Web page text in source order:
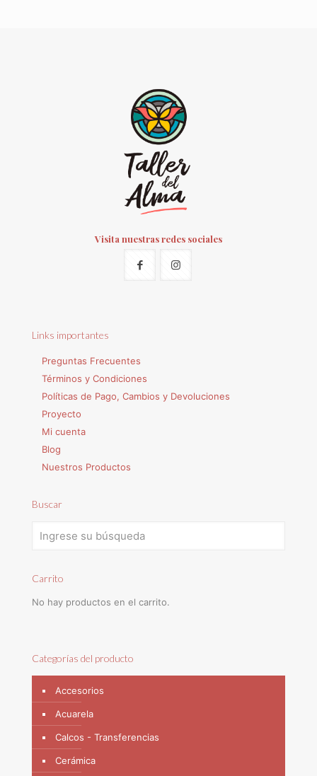
Visita nuestras redes sociales
Links importantes
Preguntas Frecuentes
Términos y Condiciones
Políticas de Pago, Cambios y Devoluciones
Proyecto
Mi cuenta
Blog
Nuestros Productos
Buscar
Carrito
No hay productos en el carrito.
Categorías del producto
Accesorios
Acuarela
Calcos - Transferencias
Cerámica